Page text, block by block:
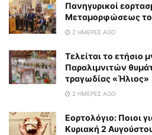
Πανηγυρικοί
Μεταμορφώσεως
2 ΗΜΈΡΕΣ AGO
Τελείται το ετήσιο
Παραλιμνιτών
τραγωδίας «Ήλιος»
2 ΗΜΈΡΕΣ AGO
Εορτολόγιο: Ποιοι
Κυριακή 2